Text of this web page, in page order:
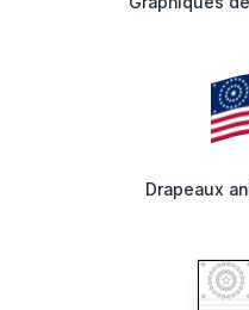
Drapeaux